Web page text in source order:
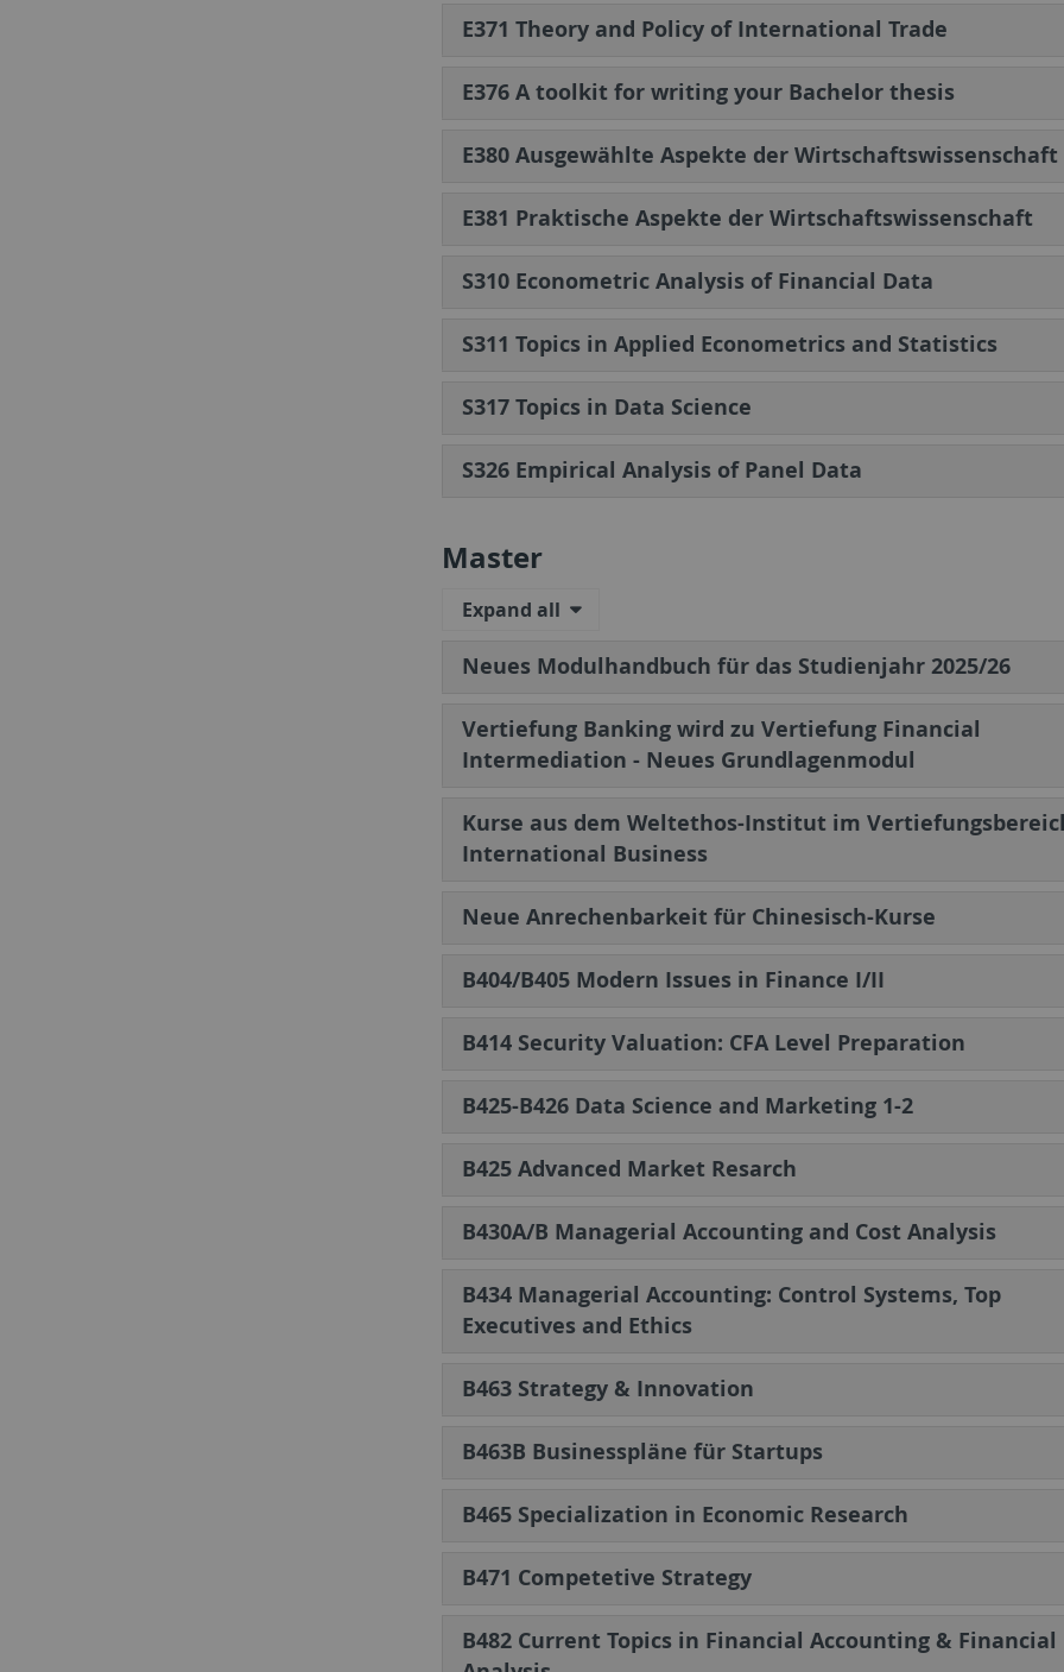
E371 Theory and Policy of International Trade
E376 A toolkit for writing your Bachelor thesis
E380 Ausgewählte Aspekte der Wirtschaftswissenschaft
E381 Praktische Aspekte der Wirtschaftswissenschaft
S310 Econometric Analysis of Financial Data
S311 Topics in Applied Econometrics and Statistics
S317 Topics in Data Science
S326 Empirical Analysis of Panel Data
Master
Expand all
Neues Modulhandbuch für das Studienjahr 2025/26
Vertiefung Banking wird zu Vertiefung Financial
Intermediation - Neues Grundlagenmodul
Kurse aus dem Weltethos-Institut im
International Business
Neue Anrechenbarkeit für Chinesisch-Kurse
B404/B405 Modern Issues in Finance I/II
B414 Security Valuation: CFA Level Preparation
B425-B426 Data Science and Marketing 1-2
B425 Advanced Market Resarch
B430A/B Managerial Accounting and Cost Analysis
B434 Managerial Accounting: Control Systems, Top
Executives and Ethics
B463 Strategy & Innovation
B463B Businesspläne für Startups
B465 Specialization in Economic Research
B471 Competetive Strategy
B482 Current Topics in Financial Accounting & Financial